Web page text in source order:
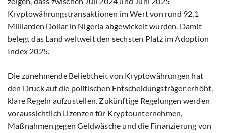
Kryptowährungstransaktionen im Wert von rund 92,1
Milliarden Dollar in Nigeria abgewickelt wurden. Damit
belegt das Land weltweit den sechsten Platz im Adoption
Index 2025.
Die zunehmende Beliebtheit von Kryptowährungen hat
den Druck auf die politischen Entscheidungsträger erhöht,
klare Regeln aufzustellen. Zukünftige Regelungen werden
voraussichtlich Lizenzen für Kryptounternehmen,
Maßnahmen gegen Geldwäsche und die Finanzierung von